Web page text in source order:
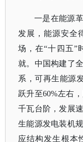
一是在能源
发展，能源安全
场，在“十四五”
就。中国构建了
系，可再生能源
跃升至60%左右
千瓦台阶，发展
生能源发电装机
应结构发生根本